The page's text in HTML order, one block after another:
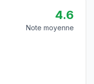
4.6
Note moyenne